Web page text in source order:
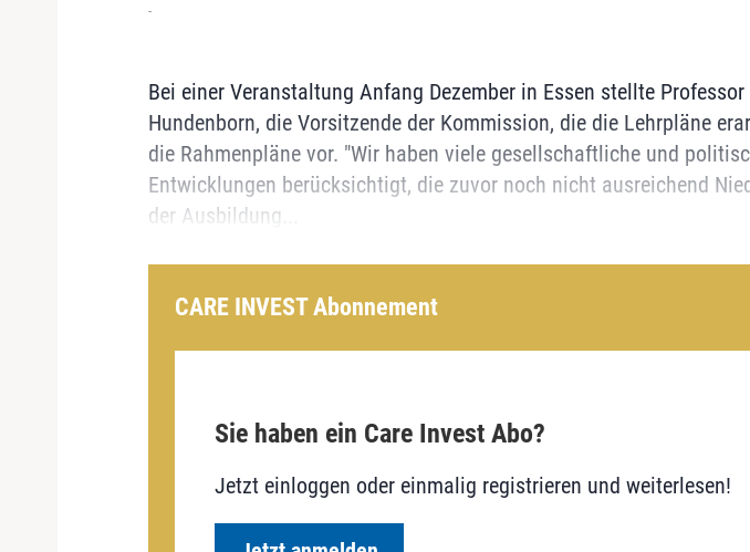
-
Bei einer Veranstaltung Anfang Dezember in Essen stellte Professor
Hundenborn, die Vorsitzende der Kommission, die die Lehrpläne
die Rahmenpläne vor. "Wir haben viele gesellschaftliche und
Entwicklungen berücksichtigt, die zuvor noch nicht ausreichend
der Ausbildung...
CARE INVEST Abonnement
Sie haben ein Care Invest Abo?
Jetzt einloggen oder einmalig registrieren und weiterlesen!